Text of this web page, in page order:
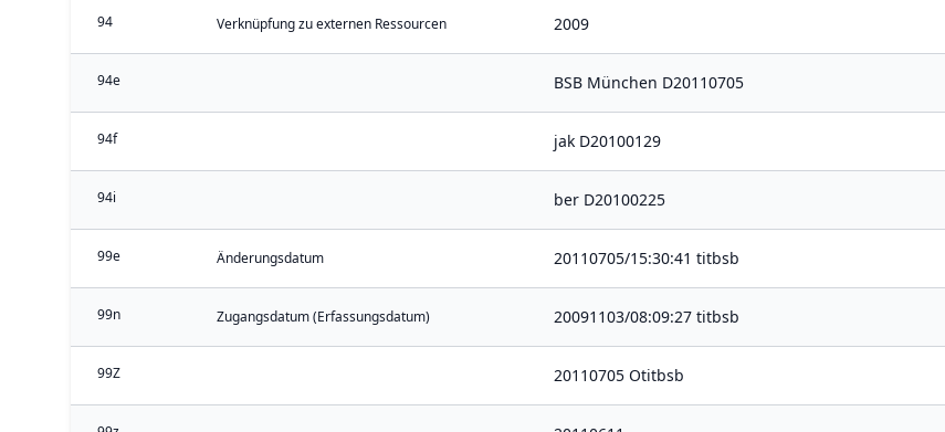
94 Verknüpfung zu externen Ressourcen 2009
94e BSB München D20110705
94f jak D20100129
94i ber D20100225
99e Änderungsdatum 20110705/15:30:41 titbsb
99n Zugangsdatum (Erfassungsdatum) 20091103/08:09:27 titbsb
99Z 20110705 Otitbsb